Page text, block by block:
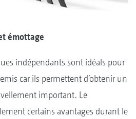
émottage
indépendants sont idéals pour
car ils permettent d’obtenir un
important. Le
certains avantages durant le